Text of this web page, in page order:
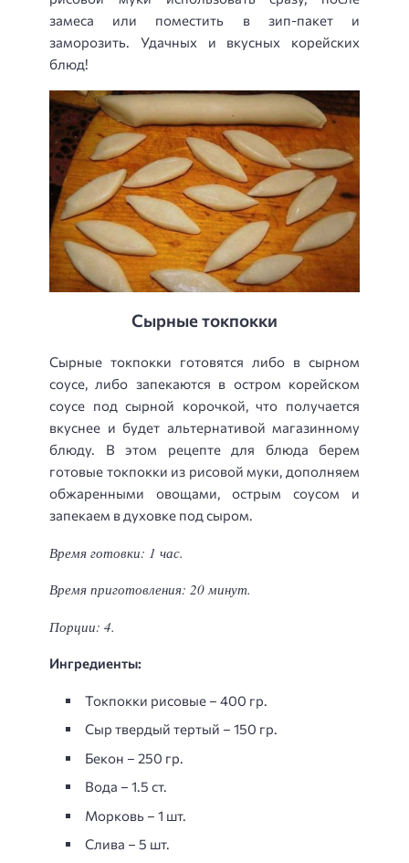
замеса или поместить в зип-пакет и
заморозить. Удачных и вкусных корейских
блюд!
Сырные токпокки
Сырные токпокки готовятся либо в сырном
соусе, либо запекаются в остром корейском
соусе под сырной корочкой, что получается
вкуснее и будет альтернативой магазинному
блюду. В этом рецепте для блюда берем
готовые токпокки из рисовой муки, дополняем
обжаренными овощами, острым соусом и
запекаем в духовке под сыром.
Время готовки: 1 час.
Время приготовления: 20 минут.
Порции: 4.
Ингредиенты:
Токпокки рисовые – 400 гр.
Сыр твердый тертый – 150 гр.
Бекон – 250 гр.
Вода – 1.5 ст.
Морковь – 1 шт.
Слива – 5 шт.